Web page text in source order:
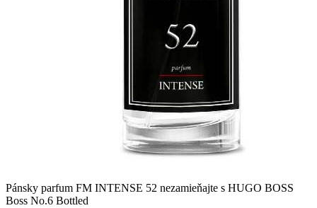
Pánsky parfum FM INTENSE 52 nezamieňajte s HUGO BOSS
Boss No.6 Bottled